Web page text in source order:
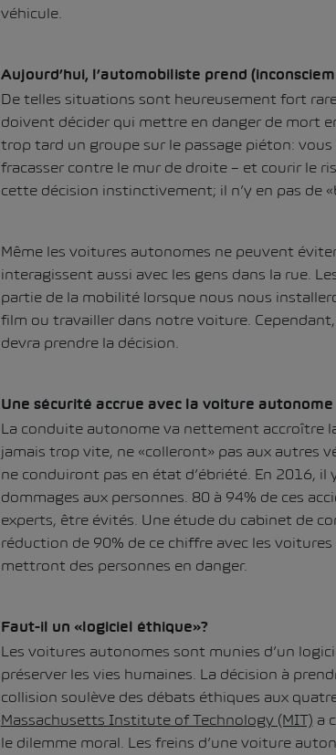
véhicule.
Aujourd’hui, l’automobiliste prend
De telles situations sont heureusement fort
doivent décider qui mettre en danger de mort
trop tard un groupe sur le passage piéton:
fracasser contre le mur de droite – et courir le
cette décision instinctivement; il n’y en pas de
Même les voitures autonomes ne peuvent
interagissent aussi avec les gens dans la rue.
partie de la mobilité lorsque nous nous
film ou travailler dans notre voiture.
devra prendre la décision.
Une sécurité accrue avec la voiture autonome
La conduite autonome va nettement accroître
jamais trop vite, ne «colleront» pas aux autres
ne conduiront pas en état d’ébriété. En 2016,
dommages aux personnes. 80 à 94% de ces
experts, être évités. Une étude du cabinet de
réduction de 90% de ce chiffre avec les
mettront des personnes en danger.
Faut-il un «logiciel éthique»?
Les voitures autonomes sont munies d’un
préserver les vies humaines. La décision à
collision soulève des débats éthiques aux
Massachusetts Institute of Technology (MIT) a
le dilemme moral. Les freins d’une voiture